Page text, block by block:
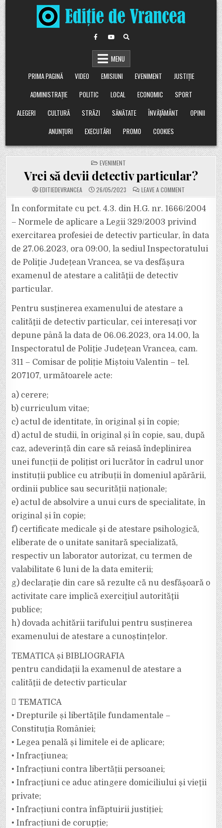
Skip
to
content
MENU
PRIMA PAGINĂ
VIDEO EMISIUNI EVENIMENT
JUSTIȚIE
ADMINISTRAȚIE
POLITIC LOCAL ECONOMIC
SPORT
ALEGERI
CULTURĂ STRĂZI SĂNĂTATE ÎNVĂȚĂMÂNT
OPINII
ANUNȚURI
EXECUTĂRI PROMO COOKIES
POSTED
IN
EVENIMENT
Vrei să devii detectiv particular?
EDITIEDEVRANCEA 26/05/2023 LEAVE A COMMENT
VREI
DEVII
DETECTIV
PARTICULAR?
În conformitate cu pct. 4.3. din H.G. nr. 1666/2004
– Normele de aplicare a Legii 329/2003 privind
exercitarea profesiei de detectiv particular, în data
de 27.06.2023, ora 09:00, la sediul Inspectoratului
de Poliţie Județean Vrancea, se va desfăşura
examenul de atestare a calităţii de detectiv
particular.
Pentru susţinerea examenului de atestare a
calităţii de detectiv particular, cei interesaţi vor
depune până la data de 06.06.2023, ora 14.00, la
Inspectoratul de Poliţie Judeţean Vrancea, cam.
311 – Comisar de poliție Miștoiu Valentin – tel.
207107, următoarele acte:
a) cerere;
b) curriculum vitae;
c) actul de identitate, în original și în copie;
d) actul de studii, în original și în copie, sau, după
caz, adeverință din care să reiasă îndeplinirea
unei funcții de polițist ori lucrător în cadrul unor
instituții publice cu atribuții în domeniul apărării,
ordinii publice sau securității naționale;
e) actul de absolvire a unui curs de specialitate, în
original și în copie;
f) certificate medicale şi de atestare psihologică,
eliberate de o unitate sanitară specializată,
respectiv un laborator autorizat, cu termen de
valabilitate 6 luni de la data emiterii;
g) declaraţie din care să rezulte că nu desfăşoară o
activitate care implică exerciţiul autorităţii
publice;
h) dovada achitării tarifului pentru susținerea
examenului de atestare a cunoștințelor.
TEMATICA și BIBLIOGRAFIA
pentru candidaţii la examenul de atestare a
calităţii de detectiv particular
 TEMATICA
• Drepturile și libertăţile fundamentale –
Constituţia României;
• Legea penală şi limitele ei de aplicare;
• Infracţiunea;
• Infracțiuni contra libertății persoanei;
• Infracţiuni ce aduc atingere domiciliului şi vieţii
private;
• Infracțiuni contra înfăptuirii justiției;
• Infracțiuni de corupție;